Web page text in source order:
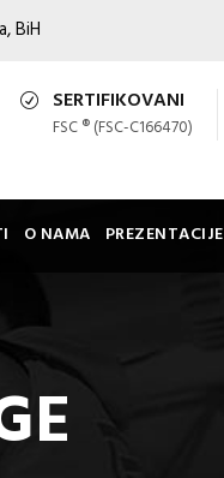
BiH
SERTIFIKOVANI
FSC ® (FSC-C166470)
O NAMA PREZENTACIJE